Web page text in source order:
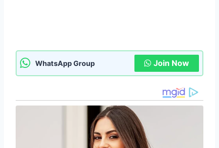
WhatsApp Group Join Now